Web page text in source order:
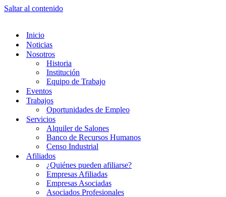
Saltar al contenido
Inicio
Noticias
Nosotros
Historia
Institución
Equipo de Trabajo
Eventos
Trabajos
Oportunidades de Empleo
Servicios
Alquiler de Salones
Banco de Recursos Humanos
Censo Industrial
Afiliados
¿Quiénes pueden afiliarse?
Empresas Afiliadas
Empresas Asociadas
Asociados Profesionales